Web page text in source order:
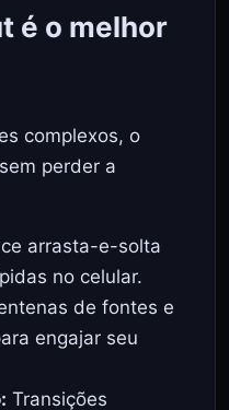
é o melhor
complexos, o
perder a
arrasta-e-solta
no celular.
de fontes e
engajar seu
Transições